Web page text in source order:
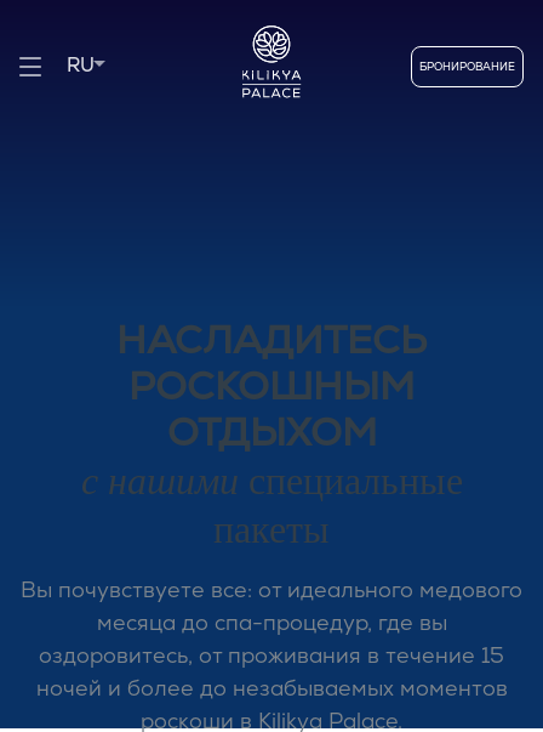
RU БРОНИРОВАНИЕ
НАСЛАДИТЕСЬ
РОСКОШНЫМ
ОТДЫХОМ
с нашими специальные
пакеты
Вы почувствуете все: от идеального медового
месяца до спа-процедур, где вы
оздоровитесь, от проживания в течение 15
ночей и более до незабываемых моментов
роскоши в Kilikya Palace.